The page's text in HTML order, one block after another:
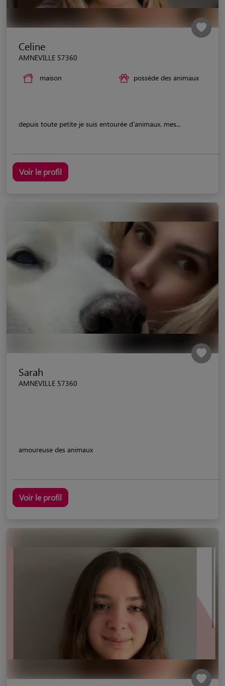
Celine
AMNEVILLE 57360
maison possède des animaux
depuis toute petite je suis entourée d'animaux. mes...
Voir le profil
Sarah
AMNEVILLE 57360
amoureuse des animaux
Voir le profil